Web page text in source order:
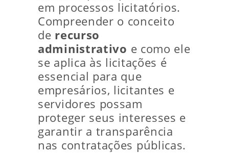
em processos licitatórios.
Compreender o conceito
de recurso
administrativo e como ele
se aplica às licitações é
essencial para que
empresários, licitantes e
servidores possam
proteger seus interesses e
garantir a transparência
nas contratações públicas.